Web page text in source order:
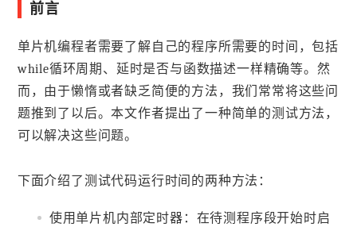
前言
单片机编程者需要了解自己的程序所需要的时间，包括
while循环周期、延时是否与函数描述一样精确等。然
而，由于懒惰或者缺乏简便的方法，我们常常将这些问
题推到了以后。本文作者提出了一种简单的测试方法，
可以解决这些问题。
下面介绍了测试代码运行时间的两种方法：
使用单片机内部定时器：在待测程序段开始时启